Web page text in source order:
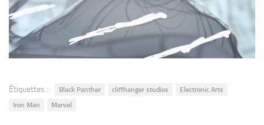
Étiquettes : Black Panther cliffhanger studios
Electronic Arts
Iron Man
Marvel